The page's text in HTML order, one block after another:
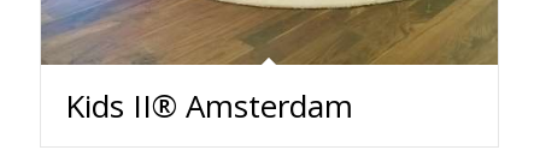
Kids II® Amsterdam